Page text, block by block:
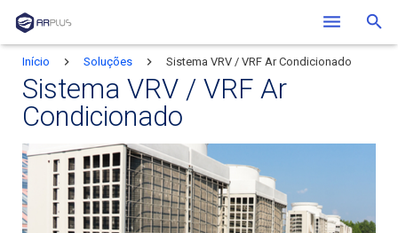
Quem Somos
Soluções
Clientes
Blog
Contato
Início Soluções Sistema VRV / VRF Ar Condicionado
Sistema VRV / VRF Ar
Condicionado